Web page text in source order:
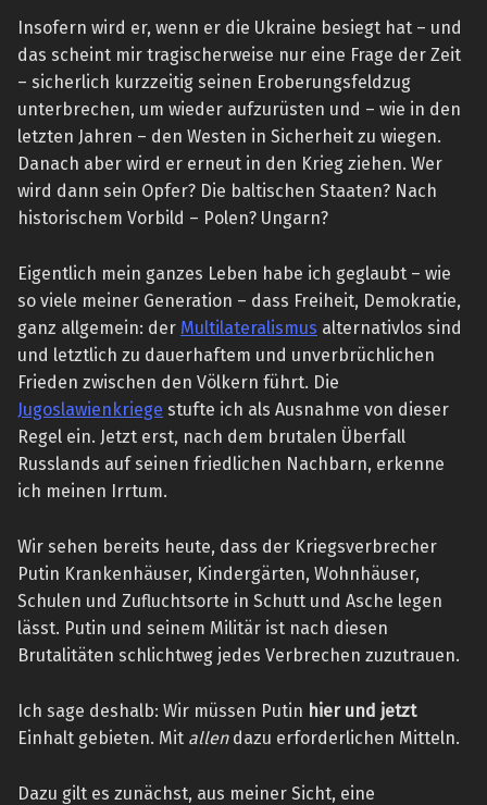
Insofern wird er, wenn er die Ukraine besiegt hat – und
das scheint mir tragischerweise nur eine Frage der Zeit
– sicherlich kurzzeitig seinen Eroberungsfeldzug
unterbrechen, um wieder aufzurüsten und – wie in den
letzten Jahren – den Westen in Sicherheit zu wiegen.
Danach aber wird er erneut in den Krieg ziehen. Wer
wird dann sein Opfer? Die baltischen Staaten? Nach
historischem Vorbild – Polen? Ungarn?
Eigentlich mein ganzes Leben habe ich geglaubt – wie
so viele meiner Generation – dass Freiheit, Demokratie,
ganz allgemein: der Multilateralismus alternativlos sind
und letztlich zu dauerhaftem und unverbrüchlichen
Frieden zwischen den Völkern führt. Die
Jugoslawienkriege stufte ich als Ausnahme von dieser
Regel ein. Jetzt erst, nach dem brutalen Überfall
Russlands auf seinen friedlichen Nachbarn, erkenne
ich meinen Irrtum.
Wir sehen bereits heute, dass der Kriegsverbrecher
Putin Krankenhäuser, Kindergärten, Wohnhäuser,
Schulen und Zufluchtsorte in Schutt und Asche legen
lässt. Putin und seinem Militär ist nach diesen
Brutalitäten schlichtweg jedes Verbrechen zuzutrauen.
Ich sage deshalb: Wir müssen Putin hier und jetzt
Einhalt gebieten. Mit allendazu erforderlichen Mitteln.
Dazu gilt es zunächst, aus meiner Sicht, eine